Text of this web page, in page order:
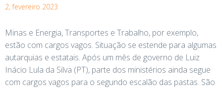
2, fevereiro 2023
Minas e Energia, Transportes e Trabalho, por exemplo,
estão com cargos vagos. Situação se estende para algumas
autarquias e estatais. Após um mês de governo de Luiz
Inácio Lula da Silva (PT), parte dos ministérios ainda segue
com cargos vagos para o segundo escalão das pastas. São